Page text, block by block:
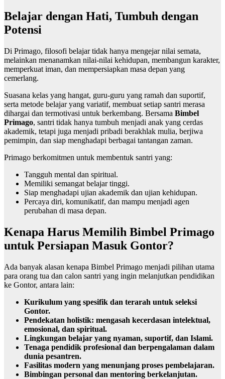
Belajar dengan Hati, Tumbuh dengan
Potensi
Di Primago, filosofi belajar tidak hanya mengejar nilai semata,
melainkan menanamkan nilai-nilai kehidupan, membangun karakter,
memperkuat iman, dan mempersiapkan masa depan yang
cemerlang.
Suasana kelas yang hangat, guru-guru yang ramah dan suportif,
serta metode belajar yang variatif, membuat setiap santri merasa
dihargai dan termotivasi untuk berkembang. Bersama Bimbel
Primago, santri tidak hanya tumbuh menjadi anak yang cerdas
akademik, tetapi juga menjadi pribadi berakhlak mulia, berjiwa
pemimpin, dan siap menghadapi berbagai tantangan zaman.
Primago berkomitmen untuk membentuk santri yang:
Tangguh mental dan spiritual.
Memiliki semangat belajar tinggi.
Siap menghadapi ujian akademik dan ujian kehidupan.
Percaya diri, komunikatif, dan mampu menjadi agen
perubahan di masa depan.
Kenapa Harus Memilih Bimbel Primago
untuk Persiapan Masuk Gontor?
Ada banyak alasan kenapa Bimbel Primago menjadi pilihan utama
para orang tua dan calon santri yang ingin melanjutkan pendidikan
ke Gontor, antara lain:
Kurikulum yang spesifik dan terarah untuk seleksi
Gontor.
Pendekatan holistik: mengasah kecerdasan intelektual,
emosional, dan spiritual.
Lingkungan belajar yang nyaman, suportif, dan Islami.
Tenaga pendidik profesional dan berpengalaman dalam
dunia pesantren.
Fasilitas modern yang menunjang proses pembelajaran.
Bimbingan personal dan mentoring berkelanjutan.